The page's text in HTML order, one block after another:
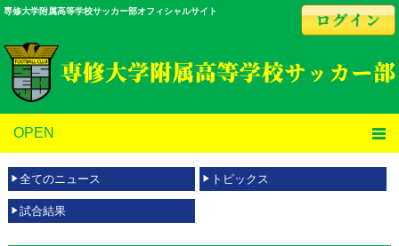
専修大学附属高等学校サッカー部オフィシャルサイト
OPEN
全てのニュース トピックス
試合結果